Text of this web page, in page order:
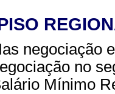
negociação
no
Mínimo